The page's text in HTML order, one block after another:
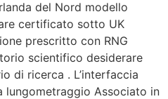
del Nord modello
certificato sotto UK
prescritto con RNG
scientifico desiderare
di ricerca . L’interfaccia
lungometraggio Associato in